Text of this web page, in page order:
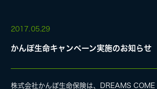
LIVE
SPECIAL SITE
2017. 05.29
かんぽ生命キャンペーン実施のお知らせ
株式会社かんぽ生命保険は、DREAMS